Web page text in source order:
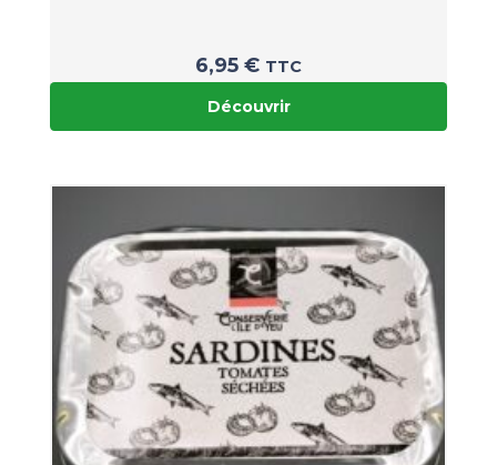
6,95 € TTC
Découvrir